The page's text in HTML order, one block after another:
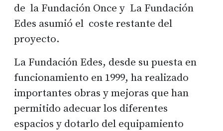
de la Fundación Once y La Fundación
Edes asumió el coste restante del
proyecto.
La Fundación Edes, desde su puesta en
funcionamiento en 1999, ha realizado
importantes obras y mejoras que han
permitido adecuar los diferentes
espacios y dotarlo del equipamiento